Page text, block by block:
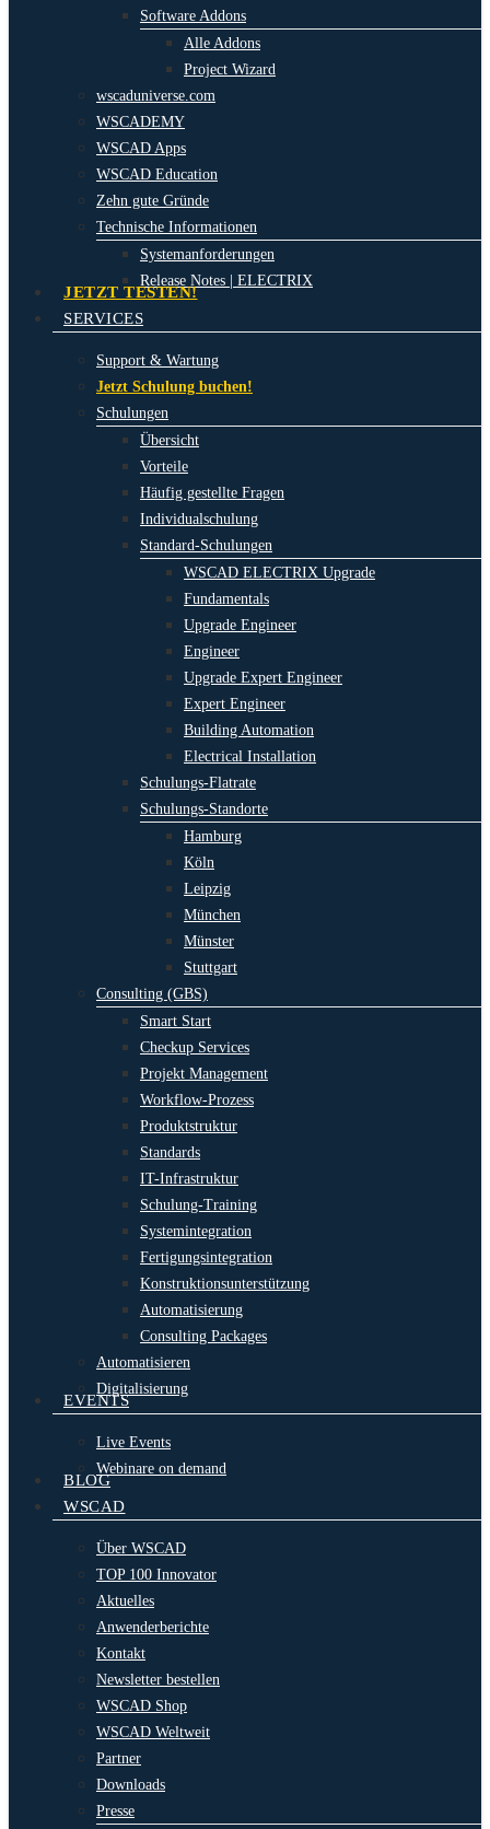
Software Addons
Alle Addons
Project Wizard
wscaduniverse.com
WSCADEMY
WSCAD Apps
WSCAD Education
Zehn gute Gründe
Technische Informationen
Systemanforderungen
Release Notes | ELECTRIX
JETZT TESTEN!
SERVICES
Support & Wartung
Jetzt Schulung buchen!
Schulungen
Übersicht
Vorteile
Häufig gestellte Fragen
Individualschulung
Standard-Schulungen
WSCAD ELECTRIX Upgrade
Fundamentals
Upgrade Engineer
Engineer
Upgrade Expert Engineer
Expert Engineer
Building Automation
Electrical Installation
Schulungs-Flatrate
Schulungs-Standorte
Hamburg
Köln
Leipzig
München
Münster
Stuttgart
Consulting (GBS)
Smart Start
Checkup Services
Projekt Management
Workflow-Prozess
Produktstruktur
Standards
IT-Infrastruktur
Schulung-Training
Systemintegration
Fertigungsintegration
Konstruktionsunterstützung
Automatisierung
Consulting Packages
Automatisieren
Digitalisierung
EVENTS
Live Events
Webinare on demand
BLOG
WSCAD
Über WSCAD
TOP 100 Innovator
Aktuelles
Anwenderberichte
Kontakt
Newsletter bestellen
WSCAD Shop
WSCAD Weltweit
Partner
Downloads
Presse